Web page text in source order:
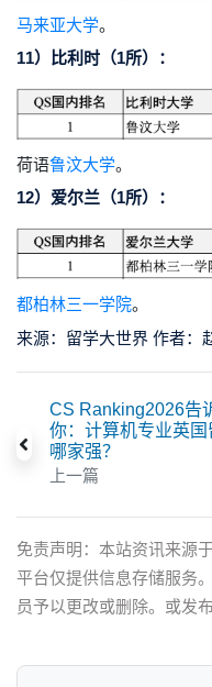
马来亚大学。
11）比利时（1所）：
荷语鲁汶大学。
12）爱尔兰（1所）：
都柏林三一学院。
来源：留学大世界 作者：
CS Ranking2026告
你：计算机专业英国
哪家强？
上一篇
免责声明：本站资讯来源
平台仅提供信息存储服务
员予以更改或删除。或发